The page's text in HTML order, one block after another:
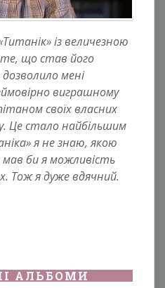
із величезною
що став його
мені
виграшному
своїх власних
Це стало найбільшим
я не знаю, якою
мав би я можливість
Тож я дуже вдячний.
АЛЬБОМИ